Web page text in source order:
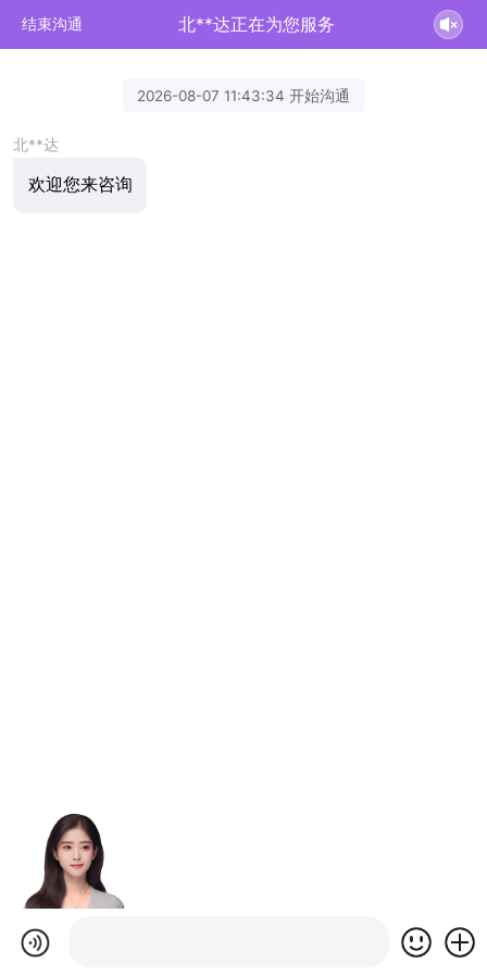
结束沟通 北**达正在为您服务
2026-08-07 11:43:34 开始沟通
北**达
欢迎您来咨询